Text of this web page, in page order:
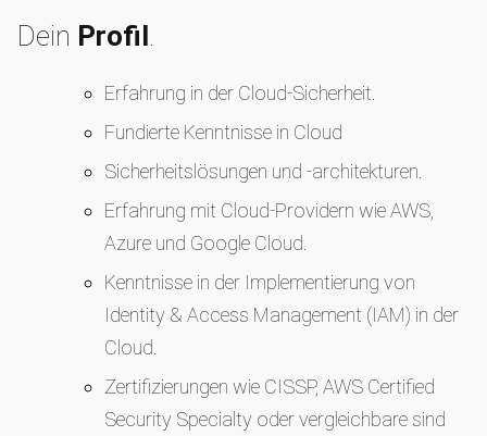
Dein Profil.
Erfahrung in der Cloud-Sicherheit.
Fundierte Kenntnisse in Cloud
Sicherheitslösungen und -architekturen.
Erfahrung mit Cloud-Providern wie AWS,
Azure und Google Cloud.
Kenntnisse in der Implementierung von
Identity & Access Management (IAM) in der
Cloud.
Zertifizierungen wie CISSP, AWS Certified
Security Specialty oder vergleichbare sind